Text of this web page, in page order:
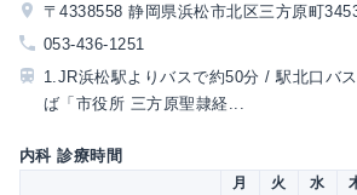
〒4338558 静岡県浜松市北区三方原町
053-436-1251
1.JR浜松駅よりバスで約50分 / 駅北口バ
ば「市役所 三方原聖隷経...
内科 診療時間
月 火 水